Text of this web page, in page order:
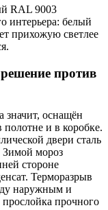
RAL 9003
интерьера: белый
прихожую светлее
против
значит, оснащён
и в коробке.
двери сталь
Зимой мороз
стороне
Терморазрыв
наружным и
прочного